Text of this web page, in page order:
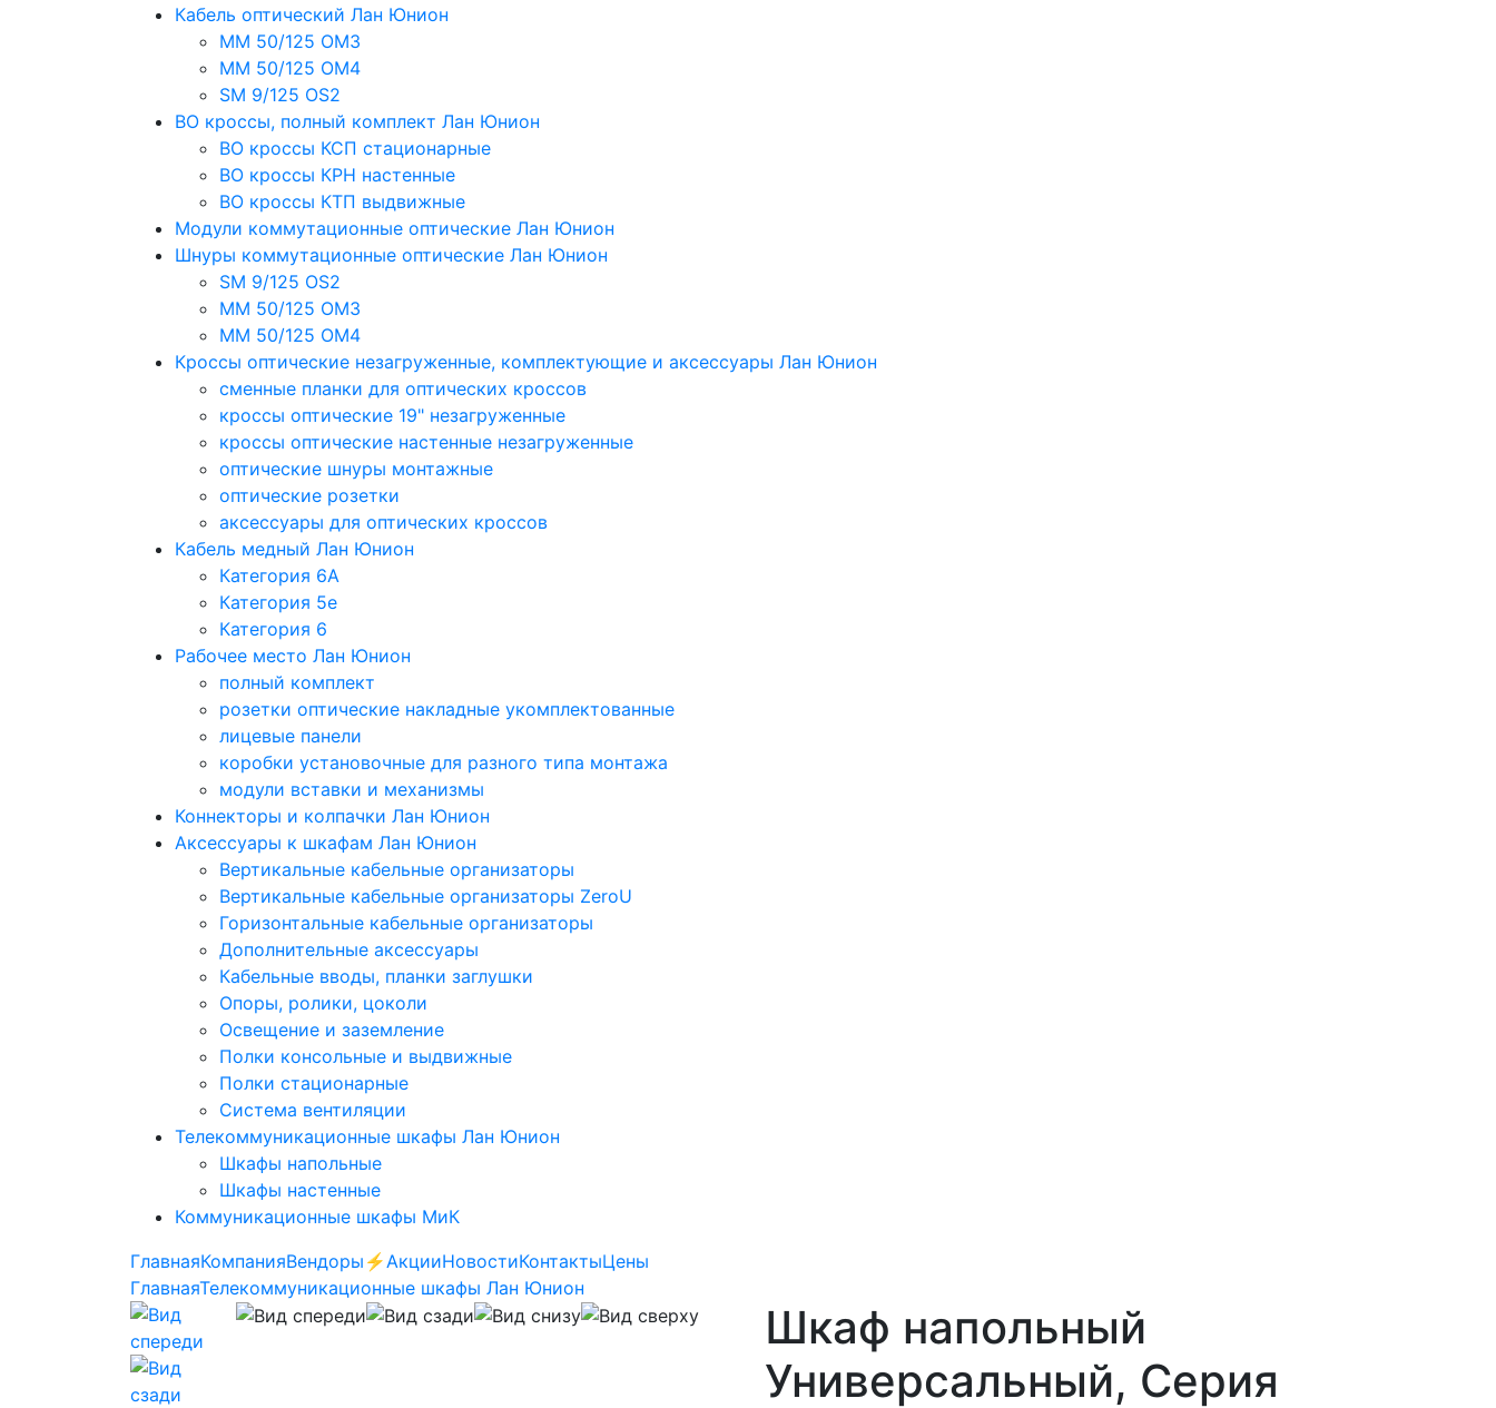
Кабель оптический Лан Юнион
MM 50/125 OM3
MM 50/125 OM4
SM 9/125 OS2
ВО кроссы, полный комплект Лан Юнион
ВО кроссы КСП стационарные
ВО кроссы КРН настенные
ВО кроссы КТП выдвижные
Модули коммутационные оптические Лан Юнион
Шнуры коммутационные оптические Лан Юнион
SM 9/125 OS2
MM 50/125 OM3
MM 50/125 OM4
Кроссы оптические незагруженные, комплектующие и аксессуары Лан Юнион
сменные планки для оптических кроссов
кроссы оптические 19" незагруженные
кроссы оптические настенные незагруженные
оптические шнуры монтажные
оптические розетки
аксессуары для оптических кроссов
Кабель медный Лан Юнион
Категория 6A
Категория 5e
Категория 6
Рабочее место Лан Юнион
полный комплект
розетки оптические накладные укомплектованные
лицевые панели
коробки установочные для разного типа монтажа
модули вставки и механизмы
Коннекторы и колпачки Лан Юнион
Аксессуары к шкафам Лан Юнион
Вертикальные кабельные организаторы
Вертикальные кабельные организаторы ZeroU
Горизонтальные кабельные организаторы
Дополнительные аксессуары
Кабельные вводы, планки заглушки
Опоры, ролики, цоколи
Освещение и заземление
Полки консольные и выдвижные
Полки стационарные
Система вентиляции
Телекоммуникационные шкафы Лан Юнион
Шкафы напольные
Шкафы настенные
Коммуникационные шкафы МиК
ГлавнаяКомпанияВендоры ⚡️АкцииНовостиКонтактыЦены
ГлавнаяТелекоммуникационные шкафы Лан Юнион
Шкаф напольный
Универсальный, Серия